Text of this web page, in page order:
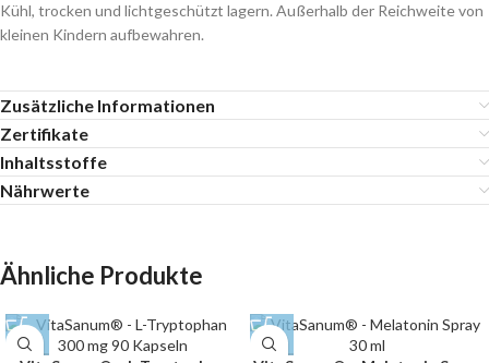
Kühl, trocken und lichtgeschützt lagern. Außerhalb der Reichweite von
kleinen Kindern aufbewahren.
Zusätzliche Informationen
Zertifikate
Inhaltsstoffe
Nährwerte
Ähnliche Produkte